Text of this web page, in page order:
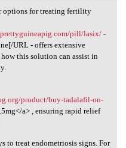
options for
options for treating fertility
pill/lasix/-
URL - offers extensive
this solution can assist in
product/buy-tadalafil-on-
a> , ensuring rapid relief
to treat endometriosis signs. For